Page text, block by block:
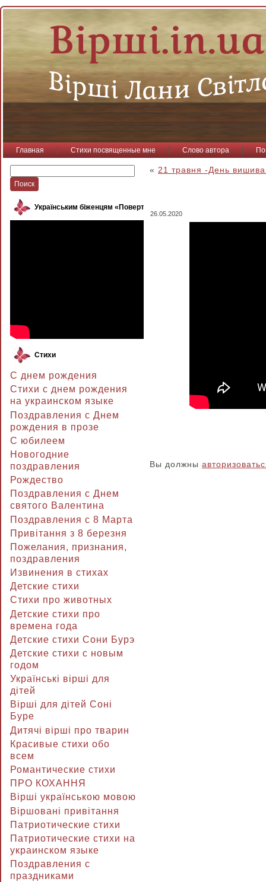
Главная Стихи посвященные мне Слово автора
Українським біженцям «Повертайся, пташко»
Стихи
С днем рождения
Стихи с днем рождения
на украинском языке
Поздравления с Днем
рождения в прозе
C юбилеем
Новогодние
поздравления
Рождество
Поздравления с Днем
святого Валентина
Поздравления с 8 Марта
Привітання з 8 березня
Пожелания, признания,
поздравления
Извинения в стихах
Детские стихи
Стихи про животных
Детские стихи про
времена года
Детские стихи Сони Бурэ
Детские стихи с новым
годом
Українські вірші для
дітей
Вірші для дітей Соні
Буре
Дитячі вірші про тварин
Красивые стихи обо
всем
Романтические стихи
ПРО КОХАННЯ
Вірші українською мовою
Віршовані привітання
Патриотические стихи
Патриотические стихи на
украинском языке
Поздравления с
праздниками
« 21 травня -День
26.05.2020
Вы должны